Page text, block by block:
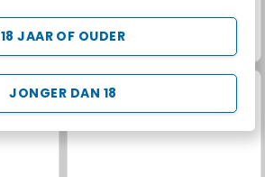
JONGER DAN 18
18 JAAR OF OUDER
Solitaire Social